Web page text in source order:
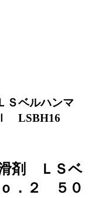
ベルハンマ
LSBH16
剤 ＬＳベ
．２ ５０